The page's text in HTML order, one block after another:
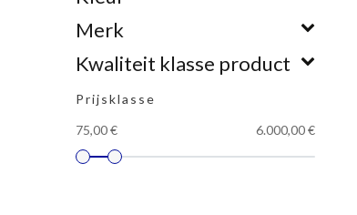
Merk
Kwaliteit klasse product
Prijsklasse
75,00 €
6.000,00 €